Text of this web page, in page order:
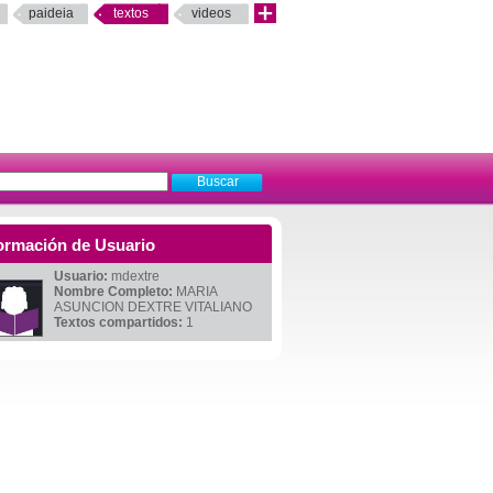
paideia textos videos
de Usuario
Usuario: mdextre
Nombre Completo: MARIA
ASUNCION DEXTRE VITALIANO
Textos compartidos: 1